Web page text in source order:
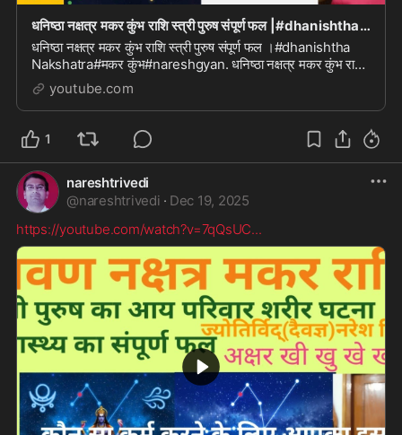
धनिष्ठा नक्षत्र मकर कुंभ राशि स्त्री पुरुष संपूर्ण फल |#dhanishtha Nakshatra#मकर कुंभ#naresh gy
धनिष्ठा नक्षत्र मकर कुंभ राशि स्त्री पुरुष संपूर्ण फल ।#dhanishtha
Nakshatra#मकर कुंभ#nareshgyan. धनिष्ठा नक्षत्र मकर कुंभ राशि
स्त्री पुरुष संपूर्ण फल ।#dha...
youtube.com
1
nareshtrivedi
@nareshtrivedi · Dec 19, 2025
https://youtube.com/watch?v=7qQsUC...